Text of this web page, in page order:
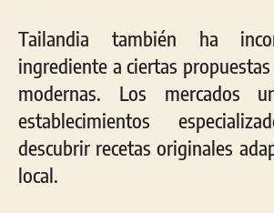
Tailandia también ha
ingrediente a ciertas
modernas. Los mercados
establecimientos
descubrir recetas originales
local.